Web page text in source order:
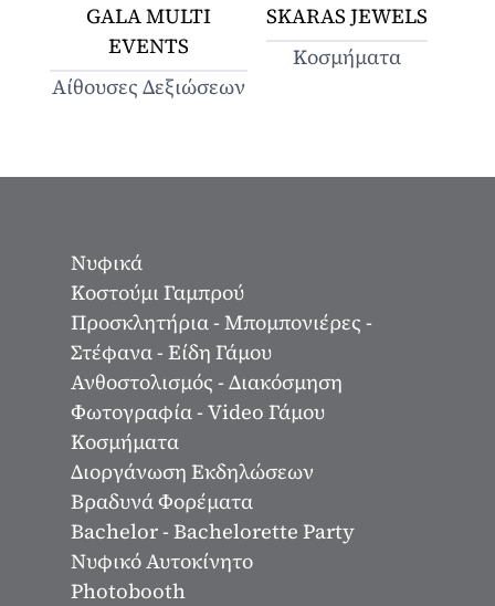
GALA MULTI
EVENTS
Αίθουσες Δεξιώσεων
SKARAS JEWELS
Κοσμήματα
Νυφικά
Κοστούμι Γαμπρού
Προσκλητήρια - Μπομπονιέρες -
Στέφανα - Είδη Γάμου
Ανθοστολισμός - Διακόσμηση
Φωτογραφία - Video Γάμου
Κοσμήματα
Διοργάνωση Εκδηλώσεων
Βραδυνά Φορέματα
Bachelor - Bachelorette Party
Νυφικό Αυτοκίνητο
Photobooth